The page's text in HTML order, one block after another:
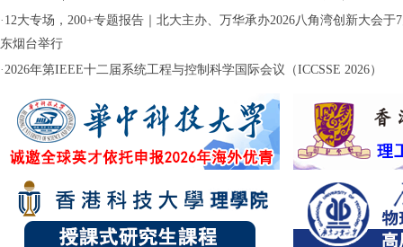
· 12大专场，200+专题报告｜北大主办、万华承办2026八角湾创新大会于
东烟台举行
·2026年第IEEE十二届系统工程与控制科学国际会议（ICCSSE 2026）